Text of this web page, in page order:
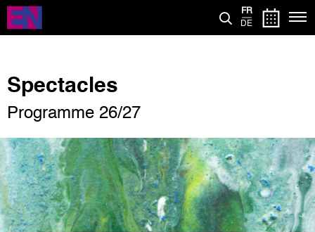
Aller
contenu
FR
DE
Spectacles
Programme 26/27